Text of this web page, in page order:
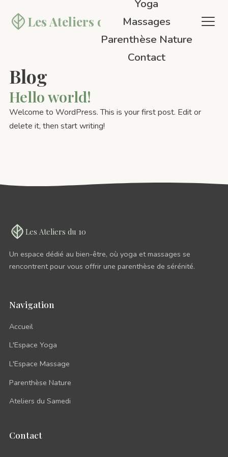
Les Ateliers du 10
Yoga
Massages
Parenthèse Nature
Contact
Blog
Hello world!
Welcome to WordPress. This is your first post. Edit or
delete it, then start writing!
Les Ateliers du 10
Un espace dédié au bien-être, où yoga et massages se
rencontrent pour vous offrir une parenthèse de sérénité.
Navigation
Accueil
L'Espace Yoga
L'Espace Massage
Parenthèse Nature
Ateliers du Samedi
Contact